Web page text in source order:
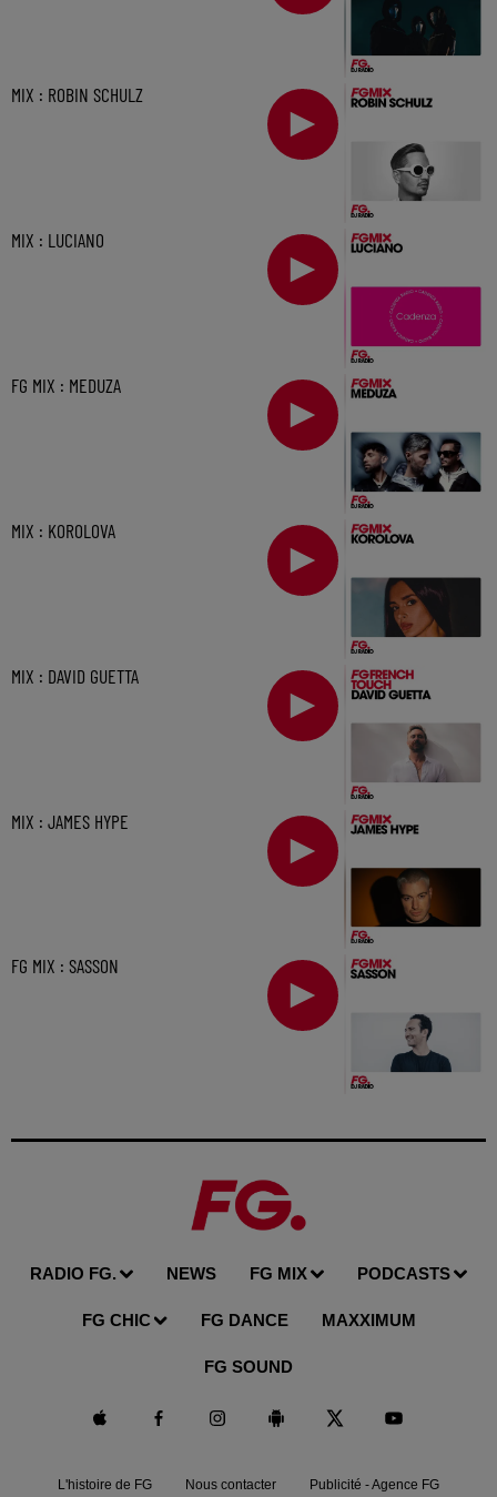
MIX : ROBIN SCHULZ
MIX : LUCIANO
FG MIX : MEDUZA
MIX : KOROLOVA
MIX : DAVID GUETTA
MIX : JAMES HYPE
FG MIX : SASSON
RADIO FG. NEWS FG MIX PODCASTS
FG CHIC FG DANCE MAXXIMUM
FG SOUND
L'histoire de FG Nous contacter Publicité - Agence FG